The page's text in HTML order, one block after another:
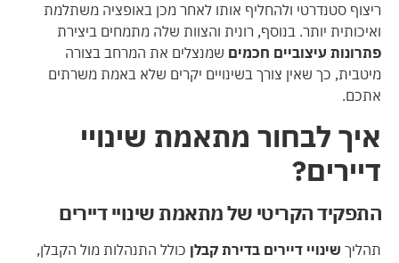
ריצוף סטנדרטי ולהחליף אותו לאחר מכן באופציה משתלמת
ואיכותית יותר. בנוסף, רונית והצוות שלה מתמחים ביצירת
פתרונות עיצוביים חכמים שמנצלים את המרחב בצורה
מיטבית, כך שאין צורך בשינויים יקרים שלא באמת משרתים
אתכם.
איך לבחור מתאמת שינויי
דיירים?
התפקיד הקריטי של מתאמת שינויי דיירים
תהליך שינויי דיירים בדירת קבלן כולל התנהלות מול הקבלן,